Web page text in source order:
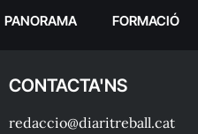
PANORAMA FORMACIÓ
CONTACTA'NS
redaccio@diaritreball.cat